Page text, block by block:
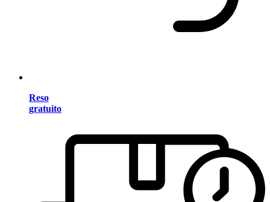
Reso
gratuito